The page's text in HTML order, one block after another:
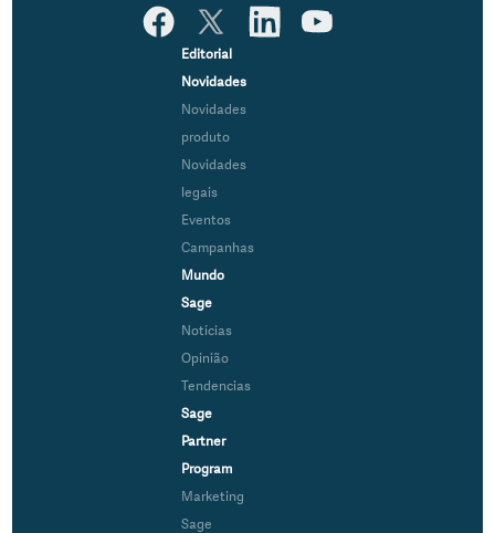
Editorial
Novidades
Novidades
produto
Novidades
legais
Eventos
Campanhas
Mundo
Sage
Notícias
Opinião
Tendencias
Sage
Partner
Program
Marketing
Sage